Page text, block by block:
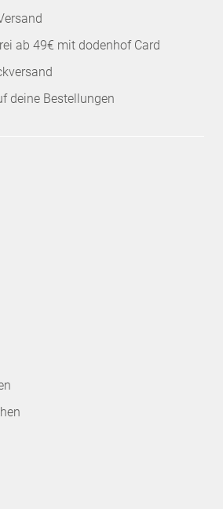
ab 49€ mit dodenhof Card
deine Bestellungen